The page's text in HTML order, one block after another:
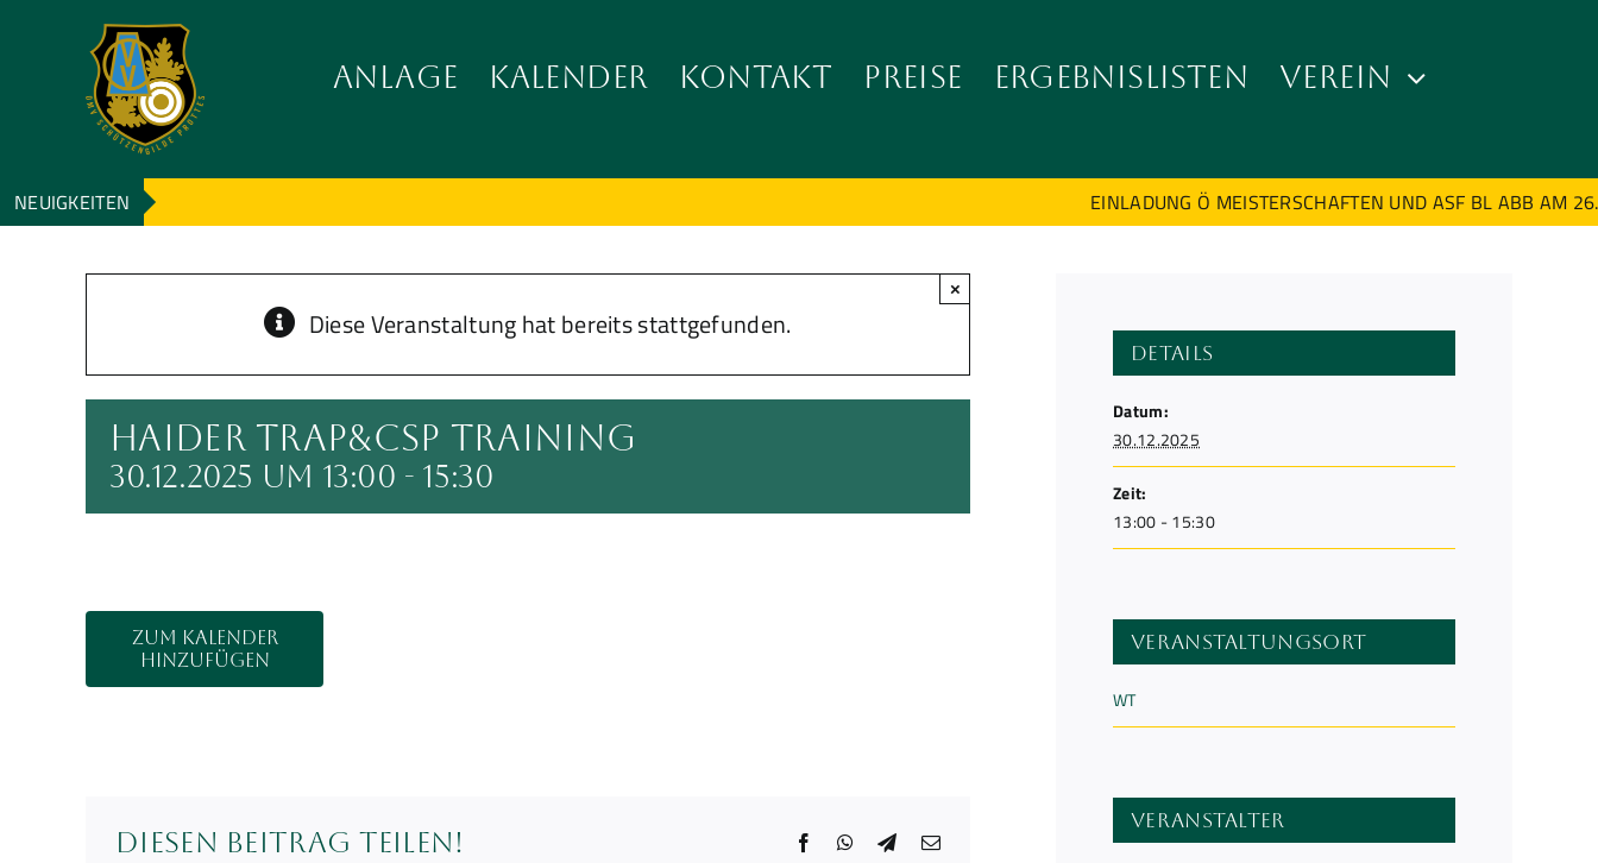
wechseln
ANLAGE KALENDER KONTAKT PREISE ERGEBNISLISTEN VEREIN
NEUIGKEITEN EINLADUNG Ö MEISTERSCHAFTEN UND ASF BL ABB AM 26.
Diese Veranstaltung hat bereits stattgefunden.
×
Haider Trap&CSP Training
30.12.2025 um 13:00 - 15:30
Zum Kalender
hinzufügen
Diesen Beitrag teilen! FacebookWhatsApp
Telegram
E-
Details
Datum:
30.12.2025
Zeit:
13:00 - 15:30
Veranstaltungsort
WT
Veranstalter